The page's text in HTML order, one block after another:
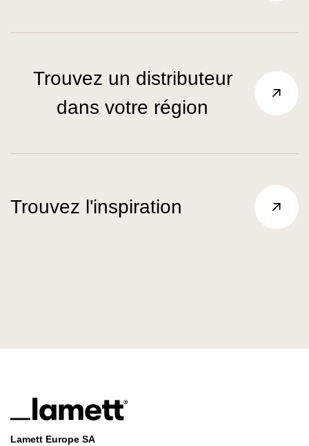
Trouvez un distributeur
dans votre région
Trouvez l'inspiration
Lamett Europe SA